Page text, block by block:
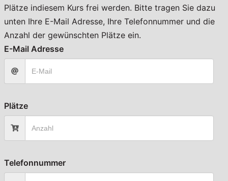
Plätze indiesem Kurs frei werden. Bitte tragen Sie dazu
unten Ihre E-Mail Adresse, Ihre Telefonnummer und die
Anzahl der gewünschten Plätze ein.
E-Mail Adresse
Plätze
Telefonnummer